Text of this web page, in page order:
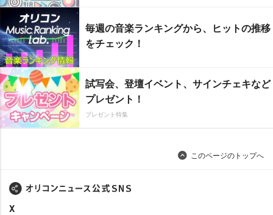
毎週の音楽ランキングから、ヒットの推移
をチェック！
試写会、登壇イベント、サインチェキなど
プレゼント！
プレゼント特集
このページのトップへ
X